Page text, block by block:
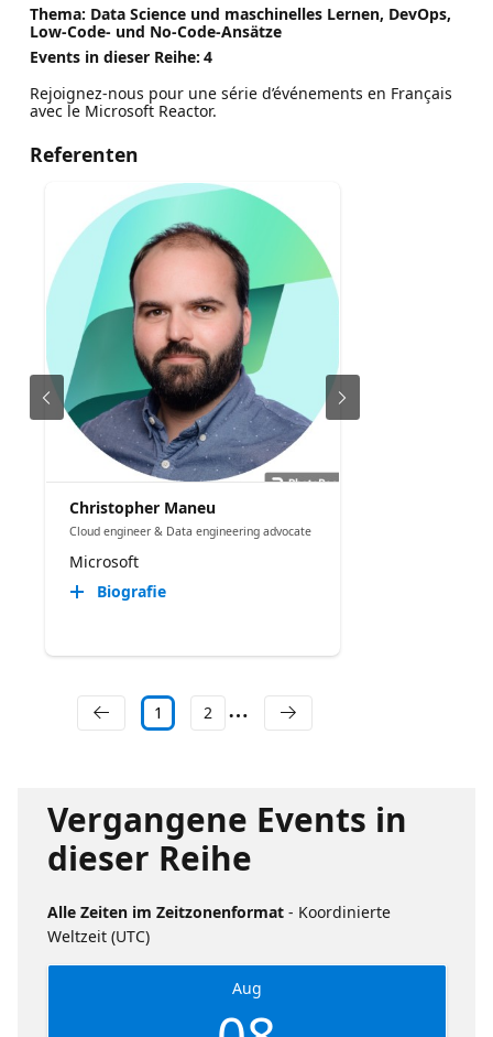
Thema: Data Science und maschinelles Lernen, DevOps,
Low-Code- und No-Code-Ansätze
Events in dieser Reihe: 4
Rejoignez-nous pour une série d’événements en Français
avec le Microsoft Reactor.
Referenten
Christopher Maneu
Cloud engineer & Data engineering advocate
Microsoft
Biografie
1 2
Vergangene Events in
dieser Reihe
Alle Zeiten im Zeitzonenformat - Koordinierte
Weltzeit (UTC)
Aug